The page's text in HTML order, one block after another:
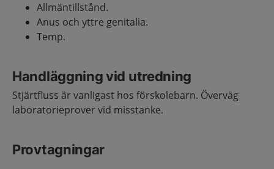
Allmäntillstånd.
Anus och yttre genitalia.
Temp.
Handläggning vid utredning
Stjärtfluss är vanligast hos förskolebarn. Överväg
laboratorieprover vid misstanke.
Provtagningar